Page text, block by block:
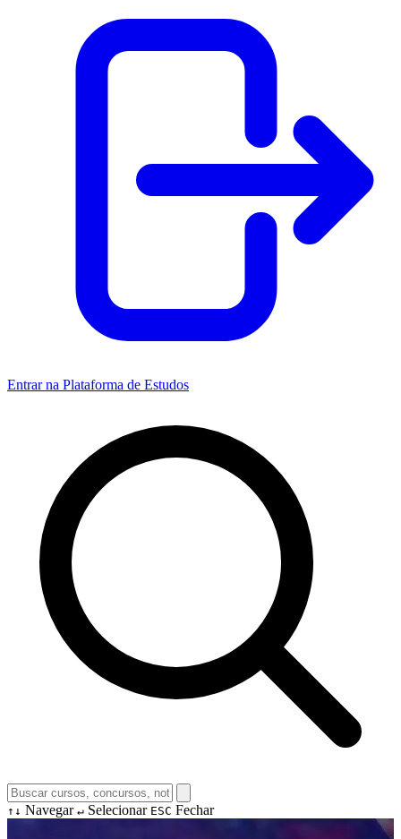
Entrar na Plataforma de Estudos
↑↓ Navegar ↵ Selecionar ESC Fechar